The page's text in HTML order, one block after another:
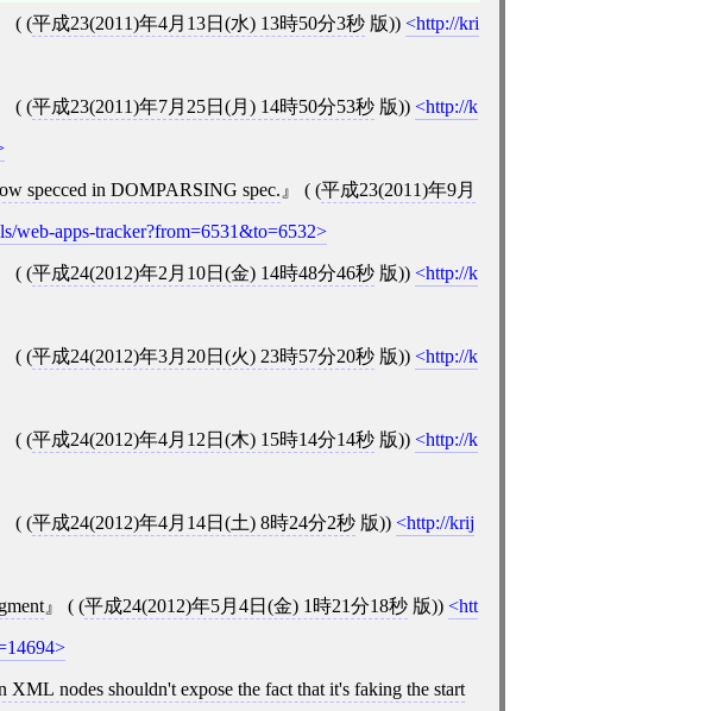
( (平成23(2011)年4月13日(水) 13時50分3秒版)) http://kri
( (平成23(2011)年7月25日(月) 14時50分53秒版)) http://k
specced in DOMPARSING spec. ( (平成23(2011)年9月
web-apps-tracker?from=6531&to=6532
( (平成24(2012)年2月10日(金) 14時48分46秒版)) http://k
( (平成24(2012)年3月20日(火) 23時57分20秒版)) http://k
( (平成24(2012)年4月12日(木) 15時14分14秒版)) http://k
( (平成24(2012)年4月14日(土) 8時24分2秒版)) http://krij
( (平成24(2012)年5月4日(金) 1時21分18秒版)) htt